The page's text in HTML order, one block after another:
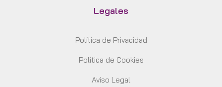
Legales
Política de Privacidad
Política de Cookies
Aviso Legal